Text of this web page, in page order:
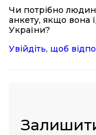
Чи потрібно
анкету, якщо вона
України?
Увійдіть, щоб